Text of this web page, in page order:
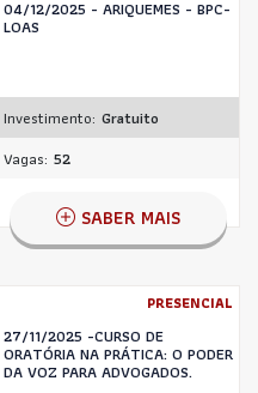
04/12/2025 - ARIQUEMES - BPC-
LOAS
Investimento: Gratuito
Vagas: 52
SABER MAIS
PRESENCIAL
27/11/2025 -CURSO DE
ORATÓRIA NA PRÁTICA: O PODER
DA VOZ PARA ADVOGADOS.